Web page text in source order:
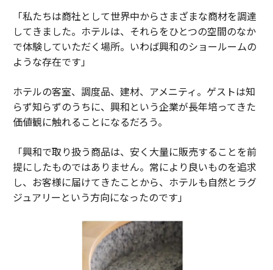
「私たちは商社として世界中からさまざまな商材を調達
してきました。ホテルは、それらをひとつの空間のなか
で体験していただく場所。いわば興和のショールームの
ような存在です」
ホテルの客室、調度品、建材、アメニティ。ゲストは知
らず知らずのうちに、興和という企業が長年培ってきた
価値観に触れることになるだろう。
「興和で取り扱う商品は、安く大量に販売することを前
提にしたものではありません。常により良いものを追求
し、お客様に届けてきたことから、ホテルも自然とラグ
ジュアリーという方向になったのです」